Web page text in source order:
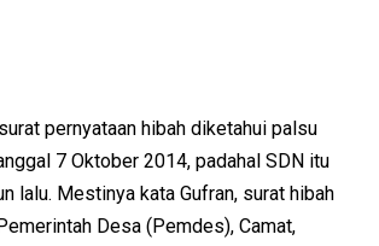
pernyataan hibah diketahui palsu
7 Oktober 2014, padahal SDN itu
lalu. Mestinya kata Gufran, surat hibah
Desa (Pemdes), Camat,